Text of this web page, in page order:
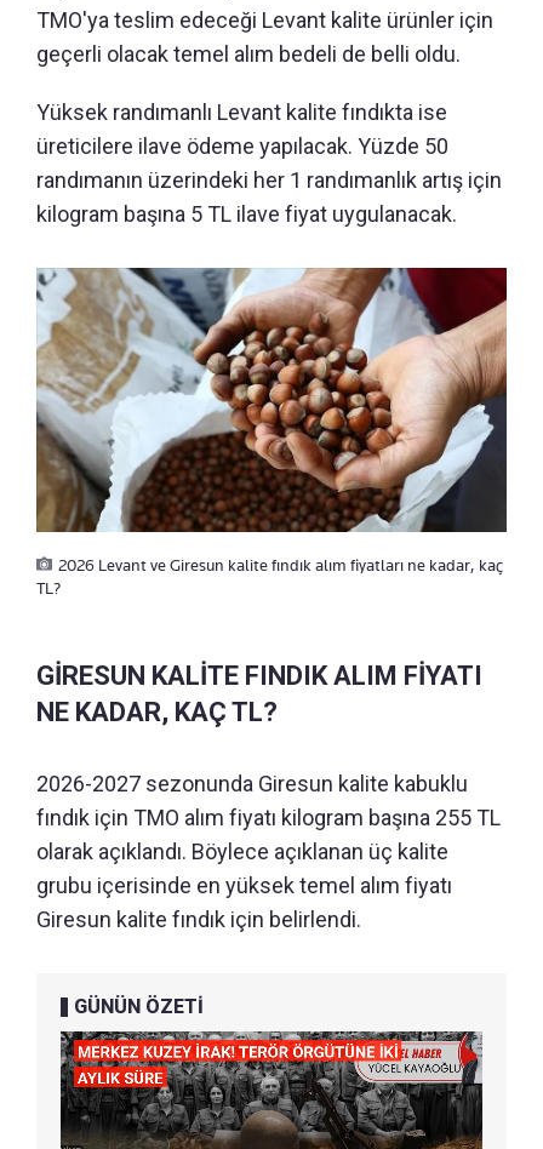
TMO'ya teslim edeceği Levant kalite ürünler için
geçerli olacak temel alım bedeli de belli oldu.
Yüksek randımanlı Levant kalite fındıkta ise
üreticilere ilave ödeme yapılacak. Yüzde 50
randımanın üzerindeki her 1 randımanlık artış için
kilogram başına 5 TL ilave fiyat uygulanacak.
2026 Levant ve Giresun kalite fındık alım fiyatları ne kadar, kaç
TL?
GİRESUN KALİTE FINDIK ALIM FİYATI
NE KADAR, KAÇ TL?
2026-2027 sezonunda Giresun kalite kabuklu
fındık için TMO alım fiyatı kilogram başına 255 TL
olarak açıklandı. Böylece açıklanan üç kalite
grubu içerisinde en yüksek temel alım fiyatı
Giresun kalite fındık için belirlendi.
GÜNÜN ÖZETİ